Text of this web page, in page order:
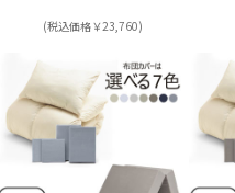
(税込価格￥23,760)